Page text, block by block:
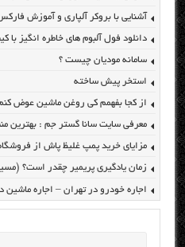
آشنایی با بروکر آلپاری و آموزش
دانلود فول آلبوم های خاطره انگیز با
سامانه مودیان چیست ؟
استخر پیش ساخته
از کجا بفهمم کی روغن ماشین عوض
معرفی سایت سانا گستر جم : بهترین
مزایای خرید پمپ غلیظ پاش از
زمان یادگیری پریمیر چقدر است؟
اجاره خودرو در تهران – اجاره ماشین